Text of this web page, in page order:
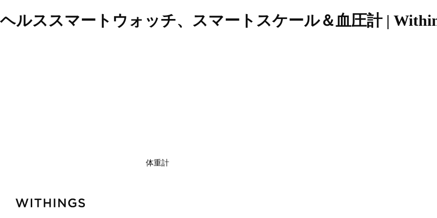
ヘルススマートウォッチ、スマートスケール＆血圧計 |
体重計